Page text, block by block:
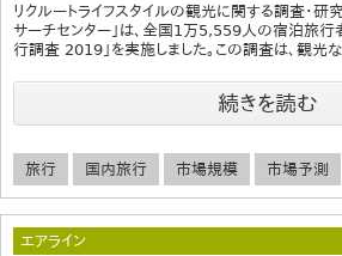
リクルートライフスタイルの観光に関する調査・研
サーチセンター」は、全国1万5,559人の宿泊旅行
行調査 2019」を実施しました。この調査は、観光
続きを読む
旅行 国内旅行 市場規模 市場予測
エアライン